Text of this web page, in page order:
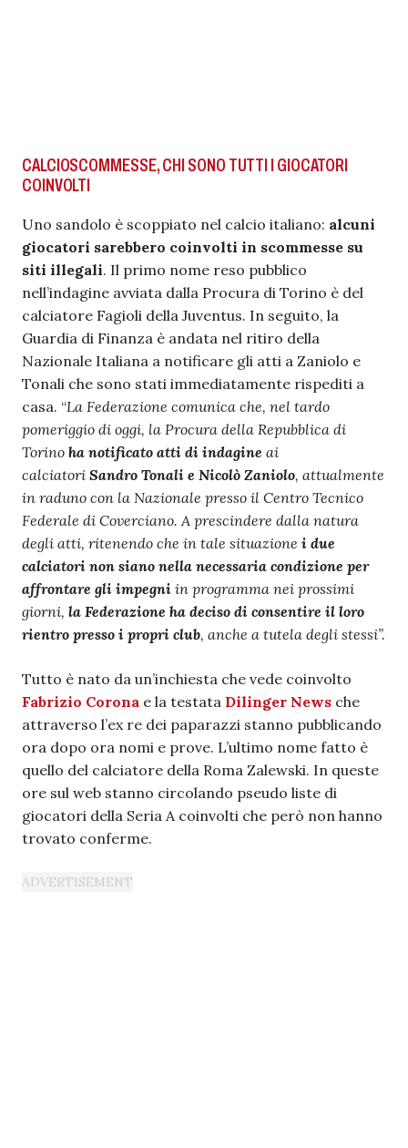
CALCIOSCOMMESSE, CHI SONO TUTTI I GIOCATORI
COINVOLTI
Uno sandolo è scoppiato nel calcio italiano: alcuni
giocatori sarebbero coinvolti in scommesse su
siti illegali. Il primo nome reso pubblico
nell’indagine avviata dalla Procura di Torino è del
calciatore Fagioli della Juventus. In seguito, la
Guardia di Finanza è andata nel ritiro della
Nazionale Italiana a notificare gli atti a Zaniolo e
Tonali che sono stati immediatamente rispediti a
casa. “La Federazione comunica che, nel tardo
pomeriggio di oggi, la Procura della Repubblica di
Torino ha notificato atti di indagine ai
calciatori Sandro Tonali e Nicolò Zaniolo, attualmente
in raduno con la Nazionale presso il Centro Tecnico
Federale di Coverciano. A prescindere dalla natura
degli atti, ritenendo che in tale situazione i due
calciatori non siano nella necessaria condizione per
affrontare gli impegni in programma nei prossimi
giorni, la Federazione ha deciso di consentire il loro
rientro presso i propri club, anche a tutela degli stessi”.
Tutto è nato da un’inchiesta che vede coinvolto
Fabrizio Corona e la testata Dilinger News che
attraverso l’ex re dei paparazzi stanno pubblicando
ora dopo ora nomi e prove. L’ultimo nome fatto è
quello del calciatore della Roma Zalewski. In queste
ore sul web stanno circolando pseudo liste di
giocatori della Seria A coinvolti che però non hanno
trovato conferme.